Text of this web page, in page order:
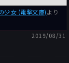
少女 (電撃文庫)より
2019/08/31